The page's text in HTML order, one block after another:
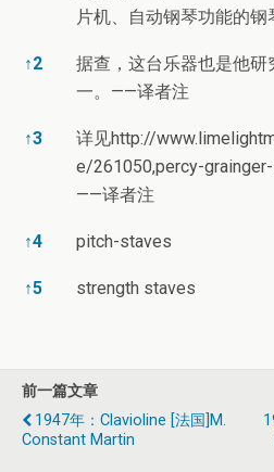
片机、自动钢琴功能的钢
↑2
据查，这台乐器也是他研
一。——译者注
↑3 详见http://
e/261050,percy-
——译者注
↑4 pitch-staves
↑5 strength staves
前一篇文章
1947年：Clavioline [法国]M.
Constant Martin